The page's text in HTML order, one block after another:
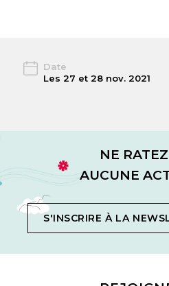
Date
Les 27 et 28 nov. 2021
NE
AUCUNE
S'INSCRIRE À LA